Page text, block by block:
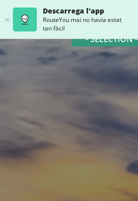
Descarrega l'app
RouteYou mai no havia estat
tan fàcil
- SELECTION -